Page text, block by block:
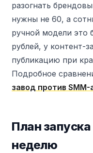
разогнать
нужны не 60, а
ручной модели это
рублей, у контент-
публикацию при
Подробное
завод против SMM-
План
неделю